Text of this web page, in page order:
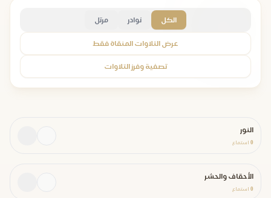
الكل نوادر مرتل
عرض التلاوات المنقاة فقط
تصفية وفرز التلاوات
النور
0 استماع
الأحقاف والحشر
0 استماع